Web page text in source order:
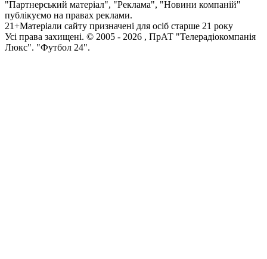
"Партнерський матеріал", "Реклама", "Новини компаній"
публікуємо на правах реклами.
21+Матеріали сайту призначені для осіб старше 21 року
Усi права захищенi. © 2005 - 2026 , ПрАТ "Телерадіокомпанія
Люкс". "Футбол 24".